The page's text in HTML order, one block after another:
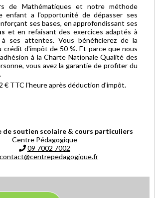
de Mathématiques et notre méthode
enfant a l'opportunité de dépasser ses
ses bases, en approfondissant ses
et en refaisant des exercices adaptés à
ses attentes. Vous bénéficierez de la
crédit d'impôt de 50 %. Et parce que nous
à la Charte Nationale Qualité des
vous avez la garantie de profiter du
€ TTC l'heure après déduction d'impôt.
de soutien scolaire & cours particuliers
Centre Pédagogique
09 7002 7002
contact@centrepedagogique.fr